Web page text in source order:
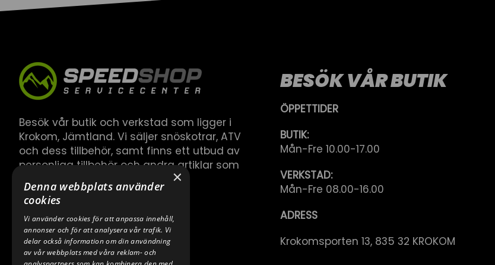
Besök vår butik och verkstad som ligger i
Krokom, Jämtland. Vi säljer snöskotrar, ATV
och dess tillbehör, samt finns ett utbud av
personliga tillbehör och andra artiklar som
hör till.
BESÖK VÅR BUTIK
ÖPPETTIDER
BUTIK:
Mån-Fre 10.00-17.00
VERKSTAD:
Mån-Fre 08.00-16.00
ADRESS
Krokomsporten 13, 835 32 KROKOM
×
Denna webbplats använder
cookies
Vi använder cookies för att anpassa innehåll,
annonser och för att analysera vår trafik. Vi
delar också information om din användning
av vår webbplats med våra reklam- och